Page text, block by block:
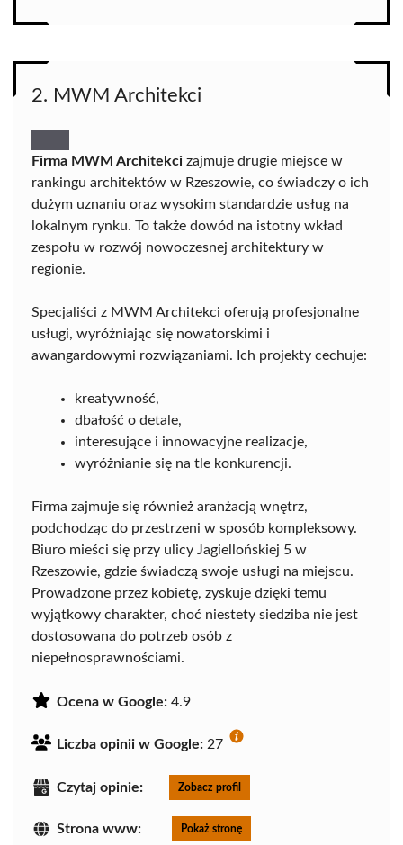
2. MWM Architekci
Firma MWM Architekci zajmuje drugie miejsce w
rankingu architektów w Rzeszowie, co świadczy o ich
dużym uznaniu oraz wysokim standardzie usług na
lokalnym rynku. To także dowód na istotny wkład
zespołu w rozwój nowoczesnej architektury w
regionie.
Specjaliści z MWM Architekci oferują profesjonalne
usługi, wyróżniając się nowatorskimi i
awangardowymi rozwiązaniami. Ich projekty cechuje:
kreatywność,
dbałość o detale,
interesujące i innowacyjne realizacje,
wyróżnianie się na tle konkurencji.
Firma zajmuje się również aranżacją wnętrz,
podchodząc do przestrzeni w sposób kompleksowy.
Biuro mieści się przy ulicy Jagiellońskiej 5 w
Rzeszowie, gdzie świadczą swoje usługi na miejscu.
Prowadzone przez kobietę, zyskuje dzięki temu
wyjątkowy charakter, choć niestety siedziba nie jest
dostosowana do potrzeb osób z
niepełnosprawnościami.
Ocena w Google: 4.9
Liczba opinii w Google: 27
Czytaj opinie: Zobacz profil
Strona www: Pokaż stronę